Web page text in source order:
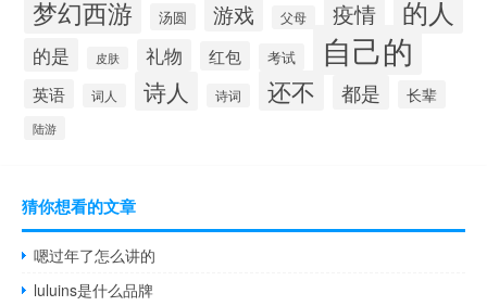
梦幻西游 汤圆 游戏 父母 疫情 的人
的是 皮肤 礼物 红包 考试 自己的
英语 词人 诗人 诗词 还不 都是 长辈
陆游
猜你想看的文章
嗯过年了怎么讲的
luluins是什么品牌